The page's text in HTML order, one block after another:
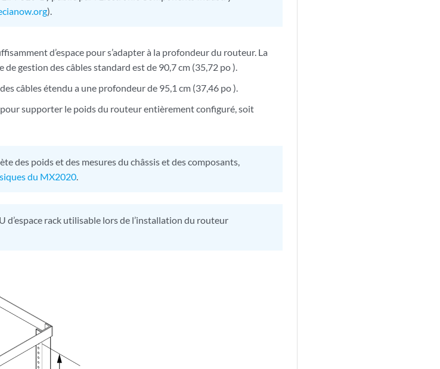
).
d’espace pour s’adapter à la profondeur du routeur. La
gestion des câbles standard est de 90,7 cm (35,72 po ).
câbles étendu a une profondeur de 95,1 cm (37,46 po ).
supporter le poids du routeur entièrement configuré, soit
des poids et des mesures du châssis et des composants,
du MX2020.
d’espace rack utilisable lors de l’installation du routeur